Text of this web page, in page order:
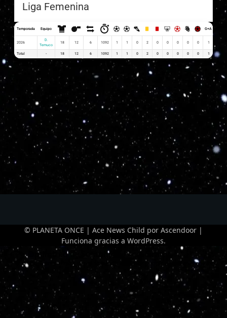
Liga Femenina
Temporada Equipo G+A
2026
D.
Temuco
18 12 6 1092 1 1 0 2 0 0 0 0 0 1
Total - 18 12 6 1092 1 1 0 2 0 0 0 0 0 1 0.06
© PLANETA ONCE | Ace News Child por Ascendoor |
Funciona gracias a WordPress.
Optimized by Seraphinite Accelerator
Turns on site high speed to be attractive for people and search engines.